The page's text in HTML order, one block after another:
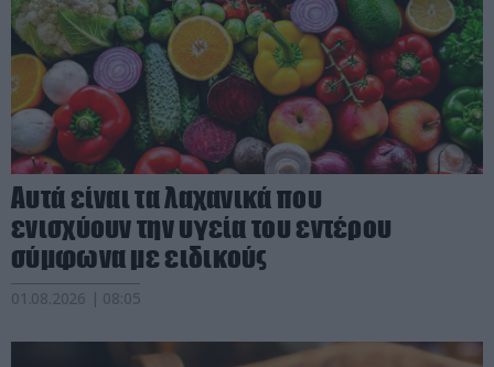
Αυτά είναι τα λαχανικά που
ενισχύουν την υγεία του εντέρου
σύμφωνα με ειδικούς
01.08.2026 | 08:05